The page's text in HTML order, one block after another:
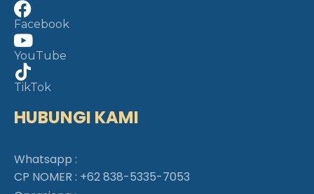
Facebook
YouTube
TikTok
HUBUNGI KAMI
Whatsapp :
CP NOMER : +62 838-5335-7053